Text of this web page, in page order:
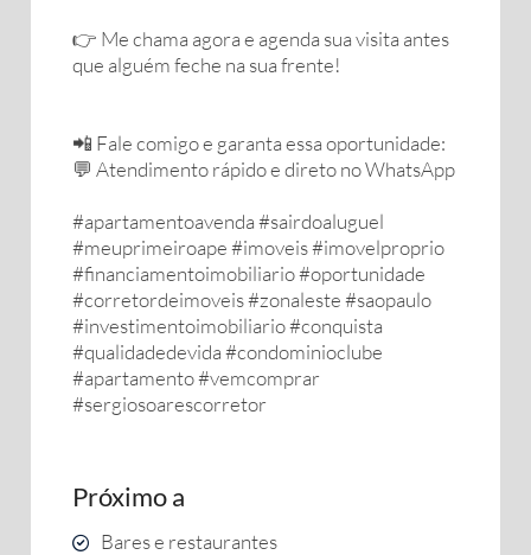
👉 Me chama agora e agenda sua visita antes
que alguém feche na sua frente!
📲 Fale comigo e garanta essa oportunidade:
💬 Atendimento rápido e direto no WhatsApp
#apartamentoavenda #sairdoaluguel
#meuprimeiroape #imoveis #imovelproprio
#financiamentoimobiliario #oportunidade
#corretordeimoveis #zonaleste #saopaulo
#investimentoimobiliario #conquista
#qualidadedevida #condominioclube
#apartamento #vemcomprar
#sergiosoarescorretor
Próximo a
Bares e restaurantes